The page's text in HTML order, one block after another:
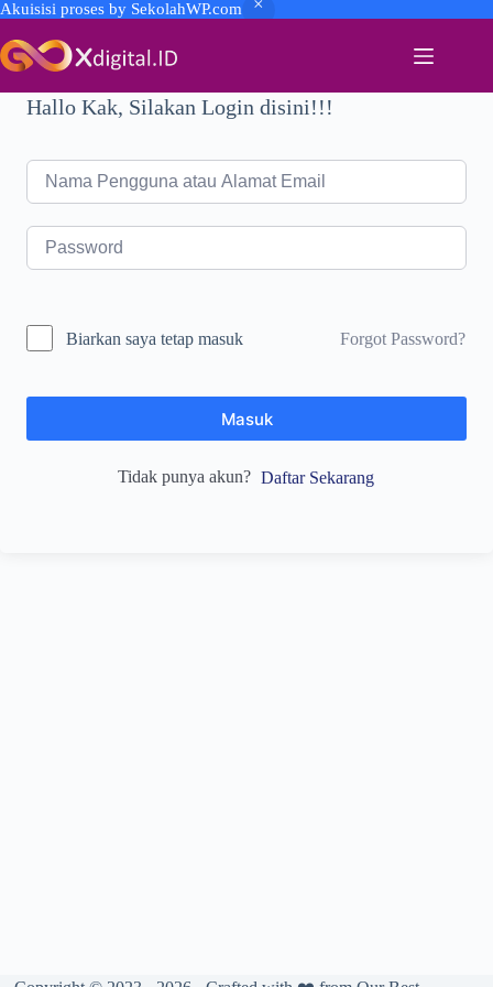
Akuisisi proses by SekolahWP.com
to
content
Hallo Kak, Silakan Login disini!!!
Biarkan saya tetap masuk Forgot Password?
Masuk
Tidak punya akun? Daftar Sekarang